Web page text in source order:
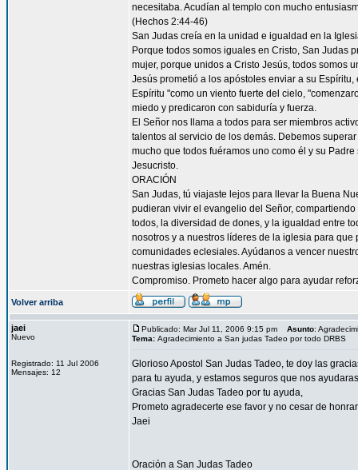
necesitaba. Acudían al templo con mucho
(Hechos 2:44-46)
San Judas creía en la unidad e igualdad en la
Porque todos somos iguales en Cristo, San Judas
mujer, porque unidos a Cristo Jesús, todos somos
Jesús prometió a los apóstoles enviar a su
Espíritu "como un viento fuerte del cielo,
miedo y predicaron con sabiduría y fuerza.
El Señor nos llama a todos para ser miembros
talentos al servicio de los demás. Debemos
mucho que todos fuéramos uno como él y su
Jesucristo.
ORACIÓN
San Judas, tú viajaste lejos para llevar la Buena
pudieran vivir el evangelio del Señor,
todos, la diversidad de dones, y la igualdad entre
nosotros y a nuestros líderes de la iglesia para
comunidades eclesiales. Ayúdanos a vencer
nuestras iglesias locales. Amén.
Compromiso. Prometo hacer algo para ayudar
Volver arriba
jaei
Nuevo
Registrado: 11 Jul 2006
Mensajes: 12
Publicado: Mar Jul 11, 2006 9:15 pm Asunto:
Tema: Agradecimiento a San judas Tadeo por todo DRBS
Glorioso Apostol San Judas Tadeo, te doy las
para tu ayuda, y estamos seguros que nos
Gracias San Judas Tadeo por tu ayuda,
Prometo agradecerte ese favor y no cesar de
Jaei
Oración a San Judas Tadeo